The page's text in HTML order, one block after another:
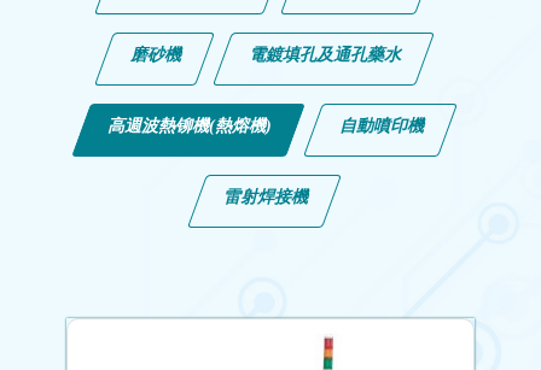
磨砂機 電鍍填孔及通孔藥水
高週波熱铆機(熱熔機) 自動噴印機
雷射焊接機